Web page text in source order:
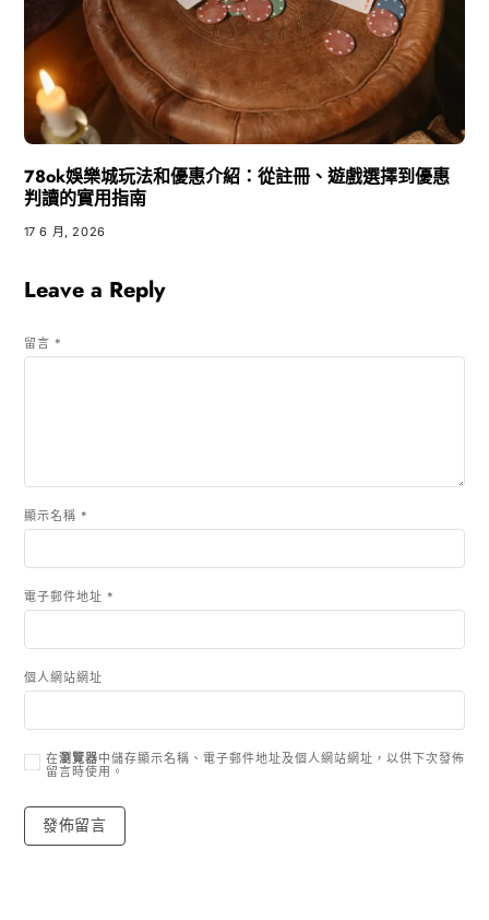
78ok娛樂城玩法和優惠介紹：從註冊、遊戲選擇到優惠
判讀的實用指南
17 6 月, 2026
Leave a Reply
留言 *
顯示名稱 *
電子郵件地址 *
個人網站網址
在瀏覽器中儲存顯示名稱、電子郵件地址及個人網站網址，以供下次發佈
留言時使用。